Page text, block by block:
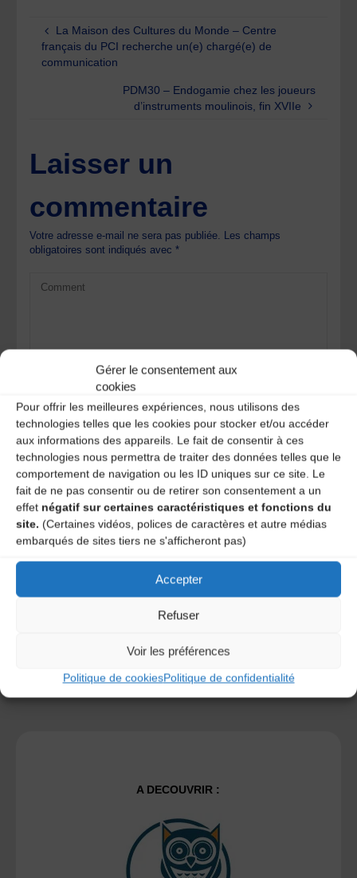
Gérer le consentement aux
cookies
Pour offrir les meilleures expériences, nous utilisons des
technologies telles que les cookies pour stocker et/ou accéder
aux informations des appareils. Le fait de consentir à ces
technologies nous permettra de traiter des données telles que le
comportement de navigation ou les ID uniques sur ce site. Le
fait de ne pas consentir ou de retirer son consentement a un
effet négatif sur certaines caractéristiques et fonctions du
site. (Certaines vidéos, polices de caractères et autre médias
embarqués de sites tiers ne s'afficheront pas)
Accepter
Refuser
Voir les préférences
Politique de cookiesPolitique de confidentialité
La Maison des Cultures du Monde – Centre
français du PCI recherche un(e) chargé(e) de
communication
PDM30 – Endogamie chez les joueurs
d’instruments moulinois, fin XVIIe
Laisser un
commentaire
Votre adresse e-mail ne sera pas publiée. Les champs
obligatoires sont indiqués avec*
Save my name, email, and site URL in my browser for next
time I post a comment.
savoir plus sur la façon dont les données de vos
A DECOUVRIR :